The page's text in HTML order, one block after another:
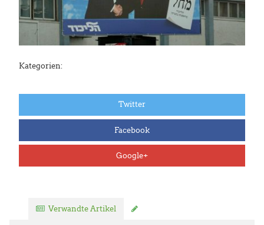
Kategorien:
Twitter
Facebook
Google+
Verwandte Artikel